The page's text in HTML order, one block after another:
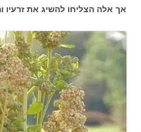
אך אלה הצליחו להשיג את זרעיו